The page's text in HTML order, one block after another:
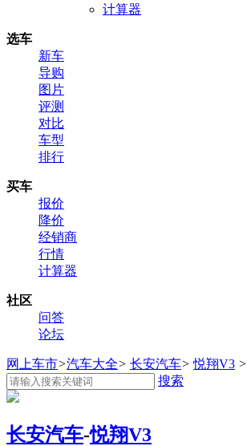
计算器
选车
新车
导购
图片
评测
对比
车型
排行
买车
报价
降价
经销商
行情
计算器
社区
问答
论坛
网上车市>汽车大全> 长安汽车> 悦翔V3 >
搜索
长安汽车-悦翔V3